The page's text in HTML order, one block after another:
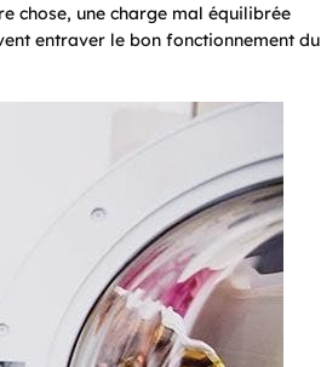
chose, une charge mal équilibrée
entraver le bon fonctionnement du